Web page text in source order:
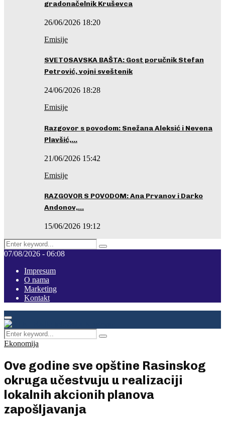
gradonačelnik Kruševca
26/06/2026 18:20
Emisije
SVETOSAVSKA BAŠTA: Gost poručnik Stefan
Petrović, vojni sveštenik
24/06/2026 18:28
Emisije
Razgovor s povodom: Snežana Aleksić i Nevena
Plavšić,…
21/06/2026 15:42
Emisije
RAZGOVOR S POVODOM: Ana Prvanov i Darko
Andonov,…
15/06/2026 19:12
Search
for:
Pretraga
07/08/2026 - 06:08
Impresum
O nama
Marketing
Kontakt
Facebook
Instagram
Youtube
Primary
Menu
Search
for:
Pretraga
Ekonomija
Ove godine sve opštine Rasinskog
okruga učestvuju u realizaciji
lokalnih akcionih planova
zapošljavanja